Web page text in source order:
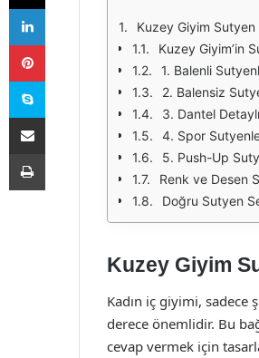
Kuzey Giyim Sutyen
Kuzey Giyim’in
1. Balenli
2. Balensiz
3. Dantel
4. Spor
5. Push-Up
Renk ve Desen
Doğru Sutyen
Kuzey Giyim
Kadın iç giyimi, sadece
derece önemlidir. Bu
cevap vermek için
LinkedIn
Pinterest
Skype
E-Posta ile paylaş